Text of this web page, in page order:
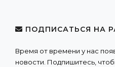
ПОДПИСАТЬСЯ НА
Время от времени у нас
новости. Подпишитесь,